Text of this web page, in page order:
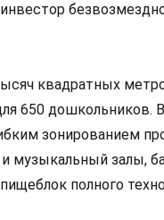
квадратных
650 дошкольников. В
зонированием
музыкальный залы,
полного